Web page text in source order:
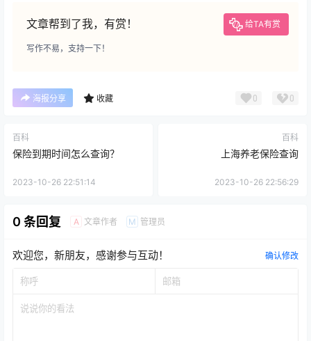
文章帮到了我，有赏！ 给TA有赏
写作不易，支持一下！
海报分享 收藏 0 0
百科
保险到期时间怎么查询？
2023-10-26 22:51:14
百科
上海养老保险查询
2023-10-26 22:56:29
0 条回复 A 文章作者 M 管理员
欢迎您，新朋友，感谢参与互动！ 确认修改